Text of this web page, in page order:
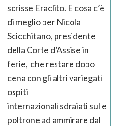
scrisse Eraclito. E cosa c’è
di meglio per Nicola
Scicchitano, presidente
della Corte d’Assise in
ferie, che restare dopo
cena con gli altri variegati
ospiti
internazionali sdraiati sulle
poltrone ad ammirare dal